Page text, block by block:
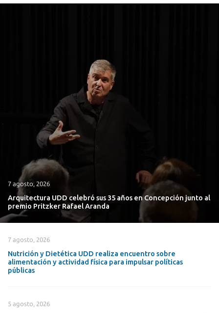
7 agosto, 2026
Arquitectura UDD celebró sus 35 años en Concepción junto al
premio Pritzker Rafael Aranda
7 agosto, 2026
Nutrición y Dietética UDD realiza encuentro sobre
alimentación y actividad física para impulsar políticas
públicas
5 agosto, 2026